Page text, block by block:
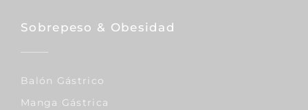
Sobrepeso & Obesidad
Balón Gástrico
Manga Gástrica